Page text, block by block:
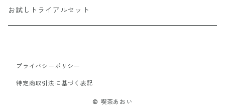
浅煎り
深煎り
送料無料定期便
お試しトライアルセット
プライバシーポリシー
特定商取引法に基づく表記
© 喫茶あおい